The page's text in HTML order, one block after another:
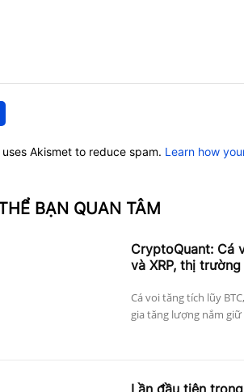
Akismet to reduce spam. Learn how
BẠN QUAN TÂM
CryptoQuant: Cá
và XRP, thị
Cá voi tăng tích lũy
gia tăng lượng nắm
Lần đầu tiên